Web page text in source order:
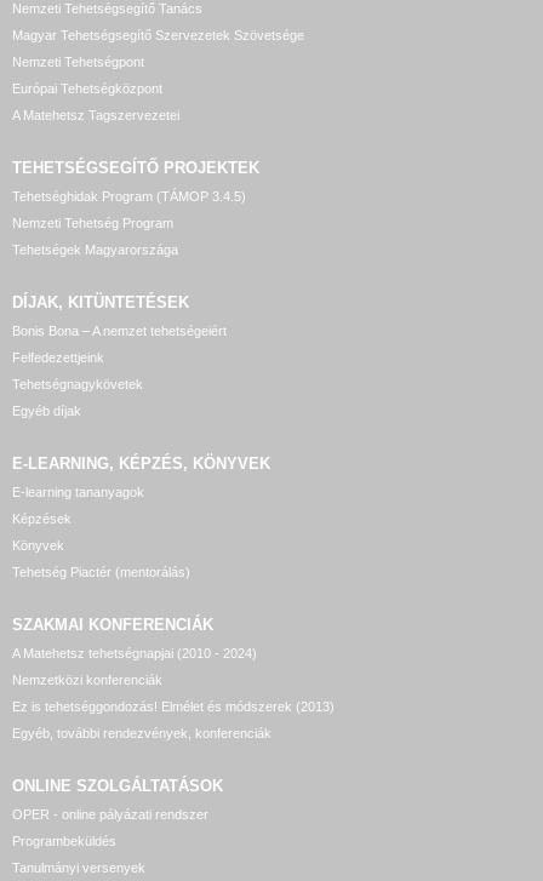
Nemzeti Tehetségsegítő Tanács
Magyar Tehetségsegítő Szervezetek Szövetsége
Nemzeti Tehetségpont
Európai Tehetségközpont
A Matehetsz Tagszervezetei
TEHETSÉGSEGÍTŐ PROJEKTEK
Tehetséghidak Program (TÁMOP 3.4.5)
Nemzeti Tehetség Program
Tehetségek Magyarországa
DÍJAK, KITÜNTETÉSEK
Bonis Bona – A nemzet tehetségeiért
Felfedezettjeink
Tehetségnagykövetek
Egyéb díjak
E-LEARNING, KÉPZÉS, KÖNYVEK
E-learning tananyagok
Képzések
Könyvek
Tehetség Piactér (mentorálás)
SZAKMAI KONFERENCIÁK
A Matehetsz tehetségnapjai (2010 - 2024)
Nemzetközi konferenciák
Ez is tehetséggondozás! Elmélet és módszerek (2013)
Egyéb, további rendezvények, konferenciák
ONLINE SZOLGÁLTATÁSOK
OPER - online pályázati rendszer
Programbeküldés
Tanulmányi versenyek